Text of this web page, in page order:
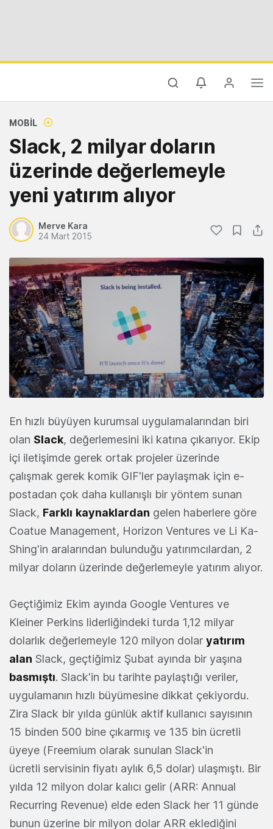
MOBIL
Slack, 2 milyar doların
üzerinde değerlemeyle
yeni yatırım alıyor
Merve Kara
24 Mart 2015
En hızlı büyüyen kurumsal uygulamalarından biri
olan Slack, değerlemesini iki katına çıkarıyor. Ekip
içi iletişimde gerek ortak projeler üzerinde
çalışmak gerek komik GIF'ler paylaşmak için e-
postadan çok daha kullanışlı bir yöntem sunan
Slack, Farklı kaynaklardan gelen haberlere göre
Coatue Management, Horizon Ventures ve Li Ka-
Shing'in aralarından bulunduğu yatırımcılardan, 2
milyar doların üzerinde değerlemeyle yatırım alıyor.
Geçtiğimiz Ekim ayında Google Ventures ve
Kleiner Perkins liderliğindeki turda 1,12 milyar
dolarlık değerlemeyle 120 milyon dolar yatırım
alan Slack, geçtiğimiz Şubat ayında bir yaşına
basmıştı. Slack'in bu tarihte paylaştığı veriler,
uygulamanın hızlı büyümesine dikkat çekiyordu.
Zira Slack bir yılda günlük aktif kullanıcı sayısının
15 binden 500 bine çıkarmış ve 135 bin ücretli
üyeye (Freemium olarak sunulan Slack'in
ücretli servisinin fiyatı aylık 6,5 dolar) ulaşmıştı. Bir
yılda 12 milyon dolar kalıcı gelir (ARR: Annual
Recurring Revenue) elde eden Slack her 11 günde
bunun üzerine bir milyon dolar ARR eklediğini